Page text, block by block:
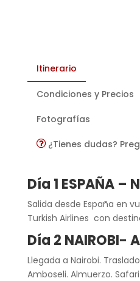
Itinerario
Condiciones y Precios
Fotografías
¿Tienes dudas?
Día 1 ESPAÑA –
Salida desde España en
Turkish Airlines con
Día 2 NAIROBI-
Llegada a Nairobi.
Amboseli. Almuerzo.